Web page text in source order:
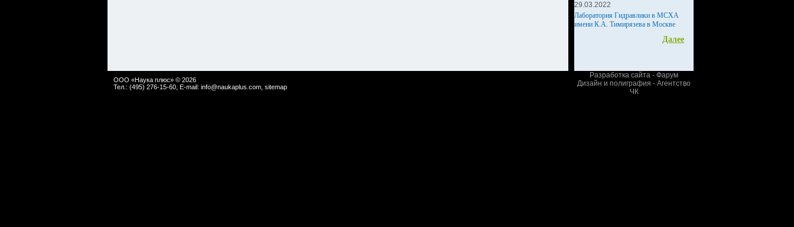
29.03.2022
Лаборатория Гидравлики в МСХА
имени К.А. Тимирязева в Москве
Далее
ООО «Наука плюс» © 2026
Тел.: (495) 276-15-60, E-mail: info@naukaplus.com sitemap
Разработка сайта - Фарум
Дизайн и полиграфия - Агентство
ЧК